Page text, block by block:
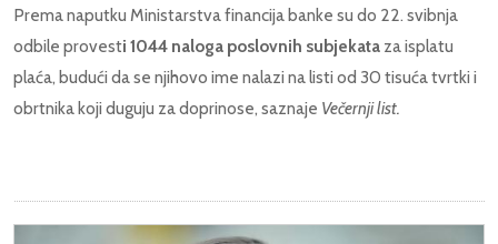
Prema naputku Ministarstva financija banke su do 22. svibnja
odbile provesti 1044 naloga poslovnih subjekata za isplatu
plaća, budući da se njihovo ime nalazi na listi od 30 tisuća tvrtki i
obrtnika koji duguju za doprinose, saznaje Večernji list.